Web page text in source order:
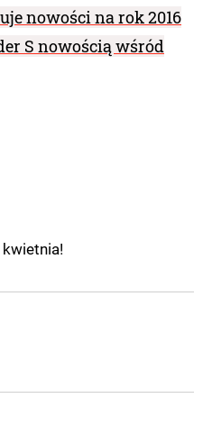
nowości na rok 2016
S nowością wśród